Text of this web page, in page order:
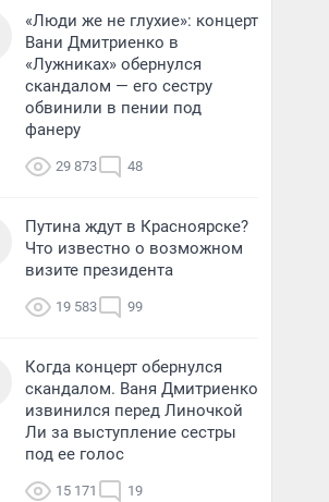
«Люди же не глухие»: концерт
Вани Дмитриенко в
«Лужниках» обернулся
скандалом — его сестру
обвинили в пении под
фанеру
29 873 48
Путина ждут в Красноярске?
Что известно о возможном
визите президента
19 583 99
Когда концерт обернулся
скандалом. Ваня Дмитриенко
извинился перед Линочкой
Ли за выступление сестры
под ее голос
15 171 19